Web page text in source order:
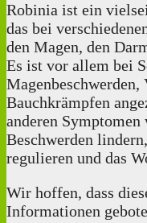
Robinia ist ein
das bei
den Magen, den
Es ist vor allem bei
Magenbeschwerden,
Bauchkrämpfen
anderen
Beschwerden
regulieren und das
Wir hoffen, dass
Informationen